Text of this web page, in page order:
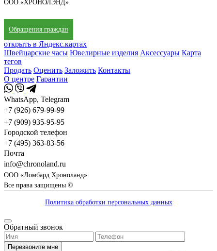
ООО «ХРОНОЛЭНД»
Обращения граждан
открыть в Яндекс.картах
Швейцарские часы Ювелирные изделия Аксессуары Карта
тегов
Продать Оценить Заложить Контакты
О центре Гарантии
WhatsApp, Telegram
+7 (926) 679-99-99
+7 (909) 935-95-95
Городской телефон
+7 (495) 363-83-56
Почта
info@chronoland.ru
ООО «Ломбард Хроноланд»
Все права защищены ©
Политика обработки персональных данных
Обратный звонок
Перезвоните мне